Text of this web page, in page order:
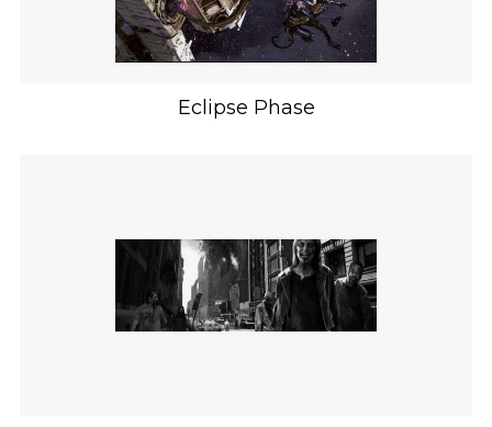
Eclipse Phase